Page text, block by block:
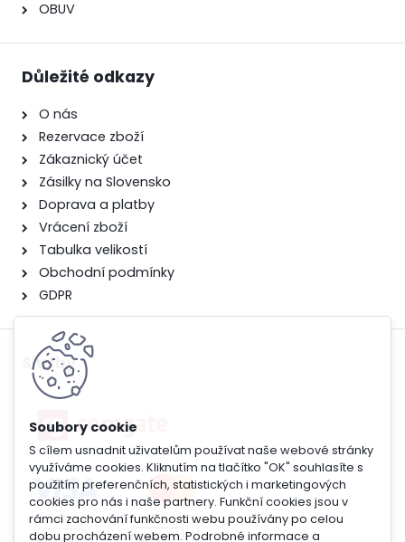
S cílem usnadnit uživatelům používat naše webové stránky
využíváme cookies. Kliknutím na tlačítko "OK" souhlasíte s
použitím preferenčních, statistických i marketingových
cookies pro nás i naše partnery. Funkční cookies jsou v
rámci zachování funkčnosti webu používány po celou
dobu procházení webem. Podrobné informace a
OBUV
Důležité odkazy
O nás
Rezervace zboží
Zákaznický účet
Zásilky na Slovensko
Doprava a platby
Vrácení zboží
Tabulka velikostí
Obchodní podmínky
GDPR
Služby